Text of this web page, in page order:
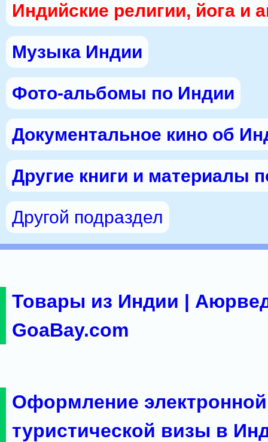
Индийские религии, йога и
Музыка Индии
Фото-альбомы по Индии
Документальное кино об
Другие книги и материалы
Другой подраздел
Товары из Индии |
GoaBay.com
Оформление электронной
туристической визы в